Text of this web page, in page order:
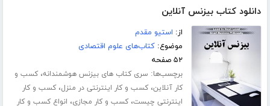
دانلود کتاب بیزنس آنلاین
از: استیو مقدم
موضوع:کتاب‌های علوم اقتصادی
۵۲ صفحه
برچسب‌ها: سری کتاب های بیزنس هوشمندانه،کسب و
کار آنلاین،کسب و کار اینترنتی در منزل،کسب و کار
اینترنتی چیست،کسب و کار مجازی، انواع کسب و کار